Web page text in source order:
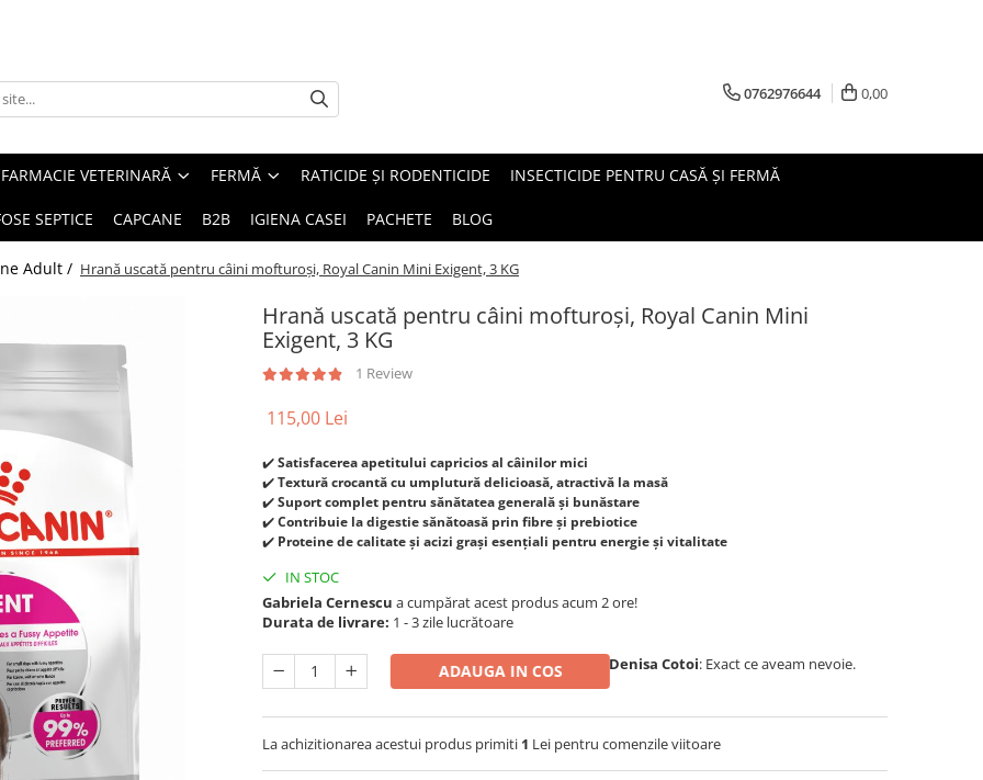
0762976644 0,00
FARMACIE VETERINARĂ FERMĂ RATICIDE ȘI RODENTICIDE INSECTICIDE PENTRU CASĂ ȘI FERMĂ
SEPTICE CAPCANE B2B IGIENA CASEI PACHETE BLOG
Adult / Hrană uscată pentru câini mofturoși, Royal Canin Mini Exigent, 3 KG
Hrană uscată pentru câini mofturoși, Royal Canin Mini
Exigent, 3 KG
1 Review
115,00 Lei
✔️Satisfacerea apetitului capricios al câinilor mici
✔️Textură crocantă cu umplutură delicioasă, atractivă la masă
✔️Suport complet pentru sănătatea generală și bunăstare
✔️Contribuie la digestie sănătoasă prin fibre și prebiotice
✔️ Proteine de calitate și acizi grași esențiali pentru energie și vitalitate
IN STOC
Loredana Andreia cumpărat acest produs acum 3 ore!
Durata de livrare: 1 - 3 zile lucrătoare
ADAUGA IN COS Denisa Cotoi: Exact ce aveam nevoie.
La achizitionarea acestui produs primiti 1 Lei pentru comenzile viitoare